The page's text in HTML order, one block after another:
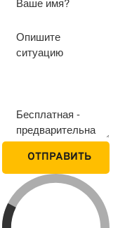
ОТПРАВИТЬ